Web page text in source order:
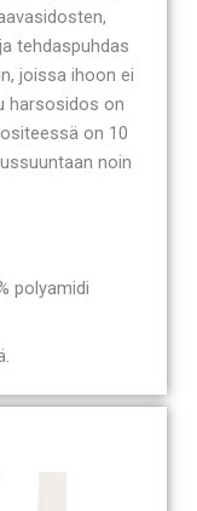
tehdaspuhdas
joissa ihoon ei
harsosidos on
on 10
noin
polyamidi